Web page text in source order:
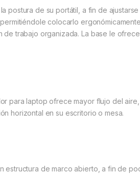
postura de su portátil, a fin de
colocarlo
trabajo organizada. La base le
para laptop ofrece mayor flujo del
horizontal en su escritorio o mesa.
estructura de marco abierto, a fin de